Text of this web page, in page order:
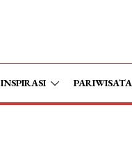
INSPIRASI PARIWISATA